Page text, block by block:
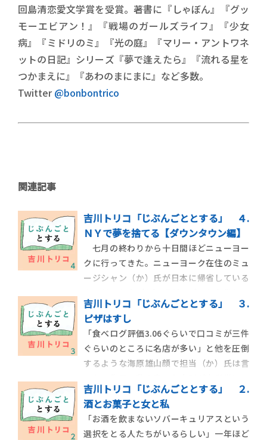
回島清恋愛文学賞を受賞。著書に『しゃぼん』『グッ
モーエビアン！』『戦場のガールズライフ』『少女
病』『ミドリのミ』『光の庭』『マリー・アントワネ
ットの日記』シリーズ『夢で逢えたら』『流れる星を
つかまえに』『あわのまにまに』など多数。
Twitter @bonbontrico
関連記事
吉川トリコ「じぶんごととする」 ４.
ＮＹで夢を捨てる【ダウンタウン編】
七月の終わりから十日間ほどニューヨー
クに行ってきた。ニューヨーク在住のミュ
ージシャン（か）氏が日本に帰省している
ことになったので、八泊だけ私も間借りす
ることにしたのだ。おそらくニューヨーク
じゃなかったら誘いに乗ることはなかった
だろうが、なんといってもニューヨークで
ある。いつかは行
吉川トリコ「じぶんごととする」 ３.
ピザはすし
「食べログ評価3.06ぐらいで口コミが三件
ぐらいのところに名店が多い」と他を圧倒
するような海原雄山顔で担当（か）氏は言
ミネートされあえなく落選し、待ち会のの
ちの残念会で、各社の担当編集者たちと銀
座の中華料理店で飲み食いしていたときの
ことだった。「食べログ評価3.26ぐらいの
吉川トリコ「じぶんごととする」 ２.
酒とお菓子と女と私
「お酒を飲まないソバーキュリアスという
選択をとる人たちがいるらしい」一年ほど